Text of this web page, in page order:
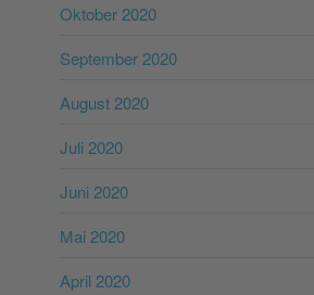
Oktober 2020
September 2020
August 2020
Juli 2020
Juni 2020
Mai 2020
April 2020